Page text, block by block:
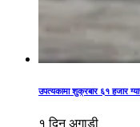
उपत्यकामा शुक्रबार ६१ हजार
१ दिन अगाडी